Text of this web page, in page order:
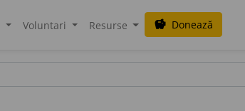
Voluntari Resurse savings Donează